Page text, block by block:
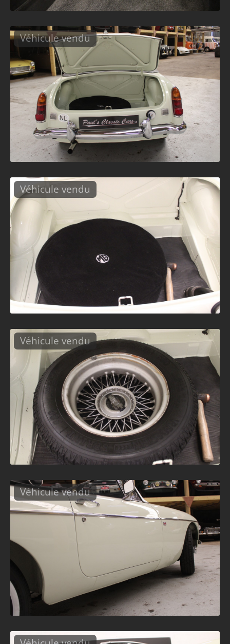
Véhicule vendu
Véhicule vendu
Véhicule vendu
Véhicule vendu